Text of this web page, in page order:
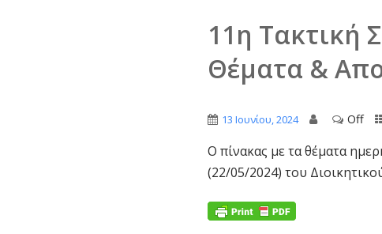
11η Τακτική
Θέματα &
13 Ιουνίου, 2024 Off
Ο πίνακας με τα θέματα
(22/05/2024) του